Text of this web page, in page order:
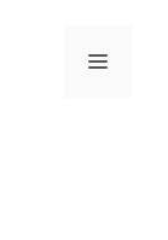
Menú